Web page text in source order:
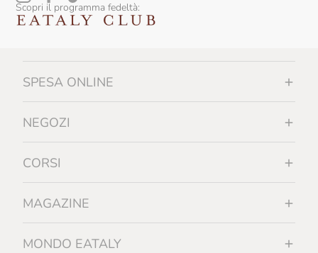
Scopri il programma fedeltà:
SPESA ONLINE
NEGOZI
CORSI
MAGAZINE
MONDO EATALY